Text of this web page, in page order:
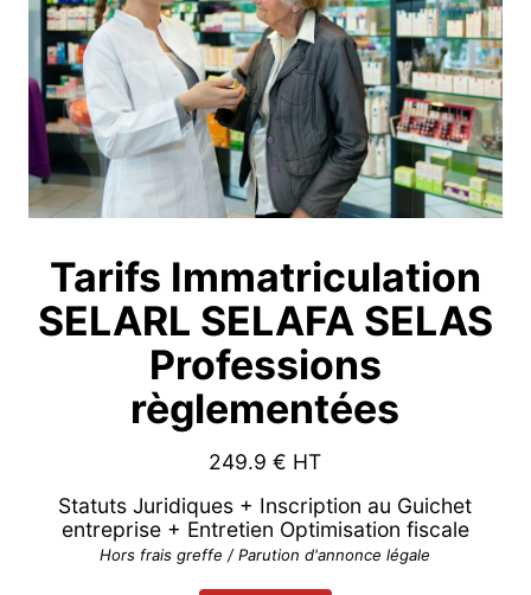
Tarifs Immatriculation
SELARL SELAFA SELAS
Professions
règlementées
249.9 € HT
Statuts Juridiques + Inscription au Guichet
entreprise + Entretien Optimisation fiscale
Hors frais greffe / Parution d'annonce légale